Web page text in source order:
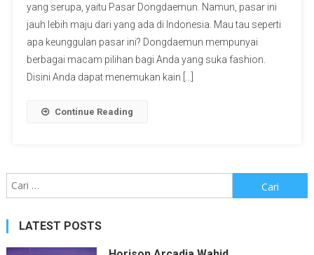
yang serupa, yaitu Pasar Dongdaemun. Namun, pasar ini
jauh lebih maju dari yang ada di Indonesia. Mau tau seperti
apa keunggulan pasar ini? Dongdaemun mempunyai
berbagai macam pilihan bagi Anda yang suka fashion.
Disini Anda dapat menemukan kain […]
Continue Reading
untuk:
LATEST POSTS